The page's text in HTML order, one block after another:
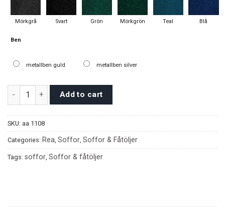
Mörkgrå Svart Grön Mörkgrön Teal Blå
Ben
metallben guld metallben silver
Athene Soffor quantity
Add to cart
SKU: aa 1108
Categories: Rea Soffor Soffor & Fåtöljer
Tags: soffor Soffor & fåtöljer